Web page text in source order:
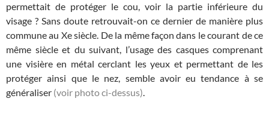
permettait de protéger le cou, voir la partie inférieure du
visage ? Sans doute retrouvait-on ce dernier de manière plus
commune au Xe siècle. De la même façon dans le courant de ce
même siècle et du suivant, l’usage des casques comprenant
une visière en métal cerclant les yeux et permettant de les
protéger ainsi que le nez, semble avoir eu tendance à se
généraliser (voir photo ci-dessus).